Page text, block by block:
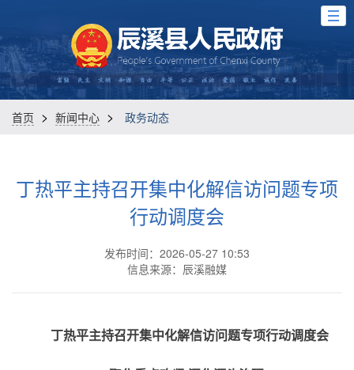
首页 > 新闻中心 > 政务动态
丁热平主持召开集中化解信访问题专项
行动调度会
发布时间：2026-05-27 10:53
信息来源：辰溪融媒
丁热平主持召开集中化解信访问题专项行动调度会